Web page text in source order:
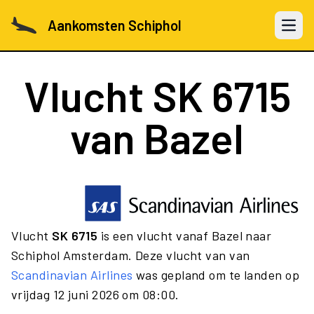
Aankomsten Schiphol Open
Vlucht SK 6715
van Bazel
Vlucht SK 6715 is een vlucht vanaf Bazel naar
Schiphol Amsterdam. Deze vlucht van van
Scandinavian Airlines was gepland om te landen op
vrijdag 12 juni 2026 om 08:00.